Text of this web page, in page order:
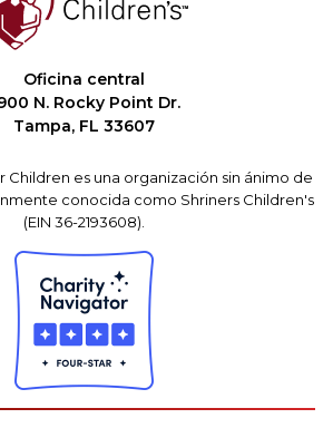
Oficina central
N. Rocky Point Dr.
Tampa, FL 33607
Children es una organización sin ánimo de
conocida como Shriners Children's
(EIN 36-2193608).